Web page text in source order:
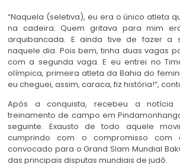
“Naquela (seletiva), eu era o único atleta
na cadeira. Quem gritava para mim
arquibancada. E ainda tive de fazer a
naquele dia. Pois bem, tinha duas vagas
com a segunda vaga. E eu entrei no
olímpica, primeira atleta da Bahia do
eu cheguei, assim, caraca, fiz história!”,
Após a conquista, recebeu a
treinamento de campo em
seguinte. Exausto de todo aquele
cumprindo com o compromisso com
convocado para o Grand Slam Mundial
das principais disputas mundiais de judô.